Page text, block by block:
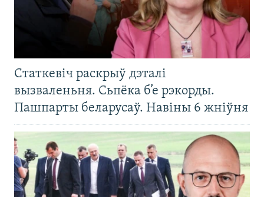
Статкевіч раскрыў дэталі
вызваленьня. Сьпёка б’е рэкорды.
Пашпарты беларусаў. Навіны 6 жніўня